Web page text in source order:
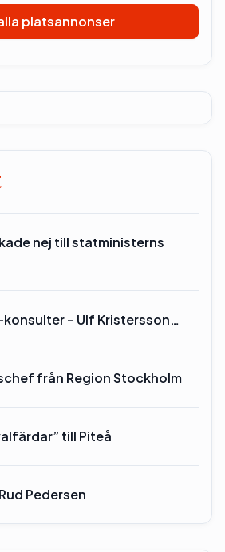
platsannonser
nej till statministerns
– Ulf Kristersson…
från Region Stockholm
till Piteå
Pedersen